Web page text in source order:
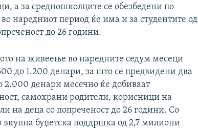
а за средношколците се обезбедени по
наредниот период ќе има и за студентите од
до 26 години.
на живеење во наредните седум месеци
до 1.200 денари, за што се предвидени два
денари месечно ќе добиваат
самохрани родители, корисници на
на деца со попреченост до 26 години. Со
вкупна буџетска поддршка од 2,7 милиони